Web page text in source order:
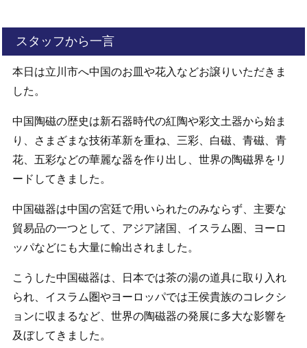
スタッフから一言
本日は立川市へ中国のお皿や花入などお譲りいただきま
した。
中国陶磁の歴史は新石器時代の紅陶や彩文土器から始ま
り、さまざまな技術革新を重ね、三彩、白磁、青磁、青
花、五彩などの華麗な器を作り出し、世界の陶磁界をリ
ードしてきました。
中国磁器は中国の宮廷で用いられたのみならず、主要な
貿易品の一つとして、アジア諸国、イスラム圏、ヨーロ
ッパなどにも大量に輸出されました。
こうした中国磁器は、日本では茶の湯の道具に取り入れ
られ、イスラム圏やヨーロッパでは王侯貴族のコレクシ
ョンに収まるなど、世界の陶磁器の発展に多大な影響を
及ぼしてきました。